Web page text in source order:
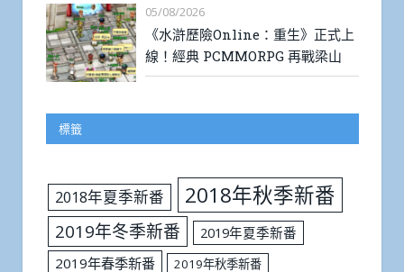
05/08/2026
《水滸歷險Online：重生》正式上
線！經典 PCMMORPG 再戰梁山
標籤
2018年夏季新番 2018年秋季新番
2019年冬季新番
2019年夏季新番
2019年春季新番
2019年秋季新番